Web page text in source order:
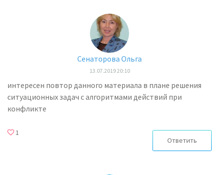
Сенаторова Ольга
13.07.2019 20:10
интересен повтор данного материала в плане решения
ситуационных задач с алгоритмами действий при
конфликте
1
Ответить